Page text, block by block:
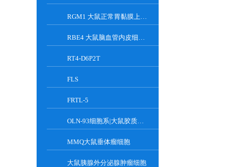
RGM1 大鼠正常胃黏膜上皮细胞系
RBE4 大鼠脑血管内皮细胞系
RT4-D6P2T
FLS
FRTL-5
OLN-93细胞系|大鼠胶质细胞
MMQ大鼠垂体瘤细胞
大鼠胰腺外分泌腺肿瘤细胞